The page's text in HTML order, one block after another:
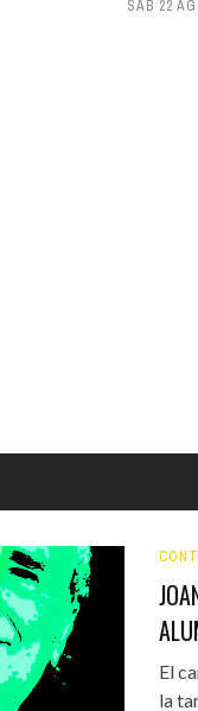
SÁB 22
El
la